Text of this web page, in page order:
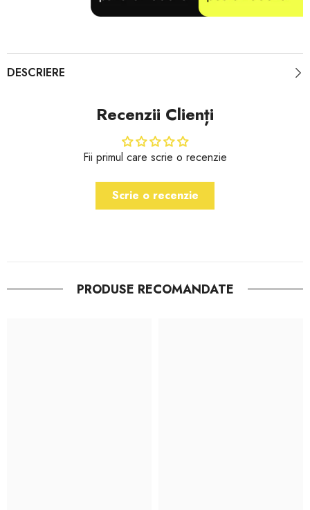
DESCRIERE
Recenzii Clienți
Fii primul care scrie o recenzie
Scrie o recenzie
PRODUSE RECOMANDATE